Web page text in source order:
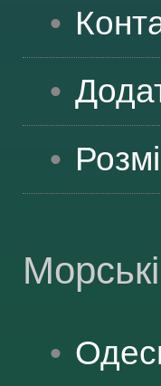
Морські